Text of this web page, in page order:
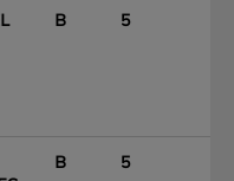
B 5
B 5